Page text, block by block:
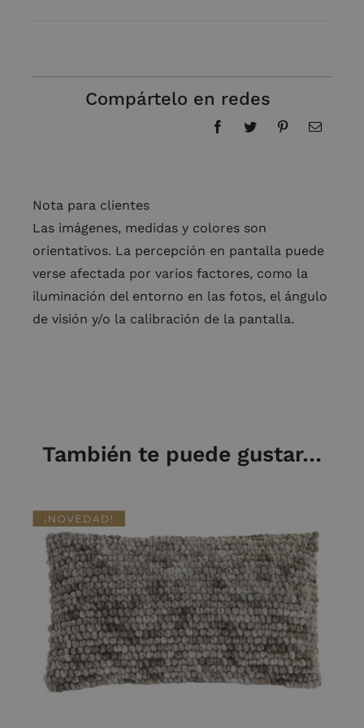
Compártelo en redes
Nota para clientes
Las imágenes, medidas y colores son
orientativos. La percepción en pantalla puede
verse afectada por varios factores, como la
iluminación del entorno en las fotos, el ángulo
de visión y/o la calibración de la pantalla.
También te puede gustar…
AÑADIR AL CARRITO
/
DETALLES